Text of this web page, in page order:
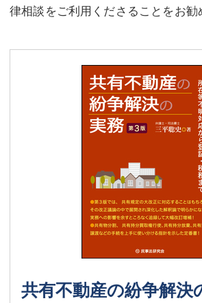
律相談をご利用くださることをお勧
共有不動産の紛争解決